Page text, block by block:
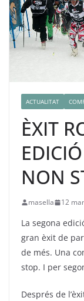
ACTUALITAT
ÈXIT
NON
masella 12
La segona
gran èxit de
de més. Una
stop. I per
Després de